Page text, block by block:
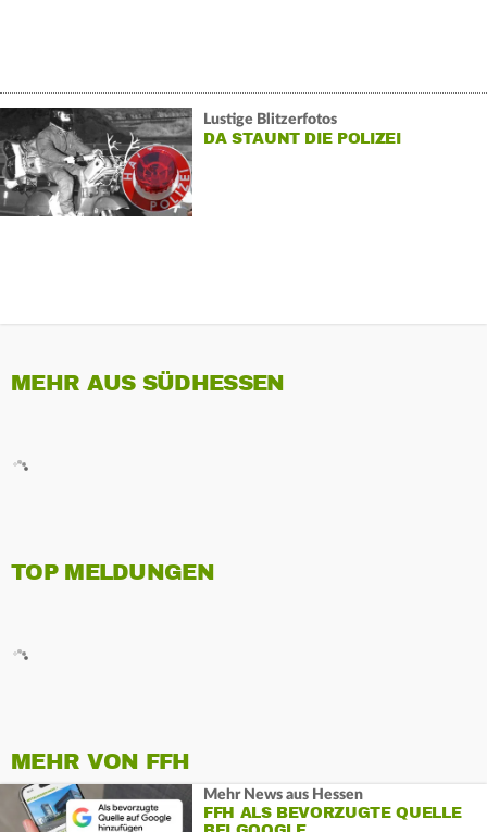
Lustige Blitzerfotos
DA STAUNT DIE POLIZEI
MEHR AUS SÜDHESSEN
TOP MELDUNGEN
MEHR VON FFH
Mehr News aus Hessen
FFH ALS BEVORZUGTE QUELLE